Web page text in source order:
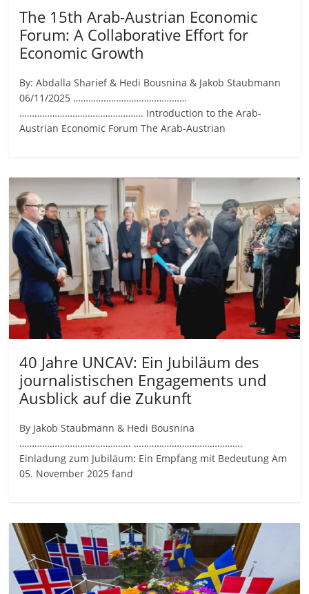
The 15th Arab-Austrian Economic
Forum: A Collaborative Effort for
Economic Growth
By: Abdalla Sharief & Hedi Bousnina & Jakob Staubmann
06/11/2025 ………………………………………
…………………………………………. Introduction to the Arab-
Austrian Economic Forum The Arab-Austrian
40 Jahre UNCAV: Ein Jubiläum des
journalistischen Engagements und
Ausblick auf die Zukunft
By Jakob Staubmann & Hedi Bousnina
…………………………………….. …………………………………….
Einladung zum Jubiläum: Ein Empfang mit Bedeutung Am
05. November 2025 fand